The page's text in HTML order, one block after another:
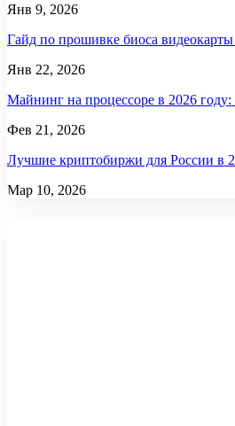
Янв 9, 2026
Гайд по прошивке биоса
Янв 22, 2026
Майнинг на процессоре в 2026
Фев 21, 2026
Лучшие криптобиржи для России в
Мар 10, 2026